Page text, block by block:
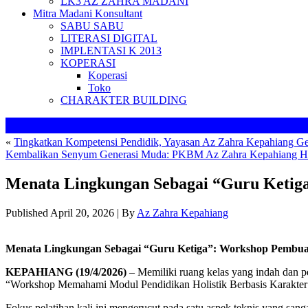
Mitra Madani Konsultant
SABU SABU
LITERASI DIGITAL
IMPLENTASI K 2013
KOPERASI
Koperasi
Toko
CHARAKTER BUILDING
« Tingkatkan Kompetensi Pendidik, Yayasan Az Zahra Kepahiang
Kembalikan Senyum Generasi Muda: PKBM Az Zahra Kepahiang
Menata Lingkungan Sebagai “Guru
Published April 20, 2026 | By Az Zahra Kepahiang
Menata Lingkungan Sebagai “Guru Ketiga”: Workshop
KEPAHIANG (19/4/2026) – Memiliki ruang kelas yang indah dan
“Workshop Memahami Modul Pendidikan Holistik Berbasis